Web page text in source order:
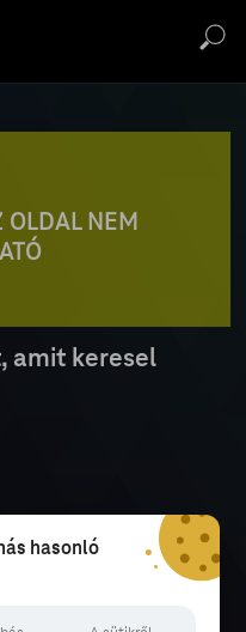
NEM
amit keresel
hasonló